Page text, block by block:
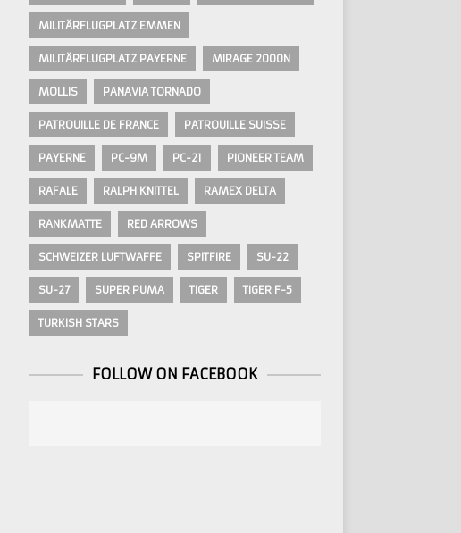
MILITÄRFLUGPLATZ EMMEN
MILITÄRFLUGPLATZ PAYERNE MIRAGE 2000N
MOLLIS PANAVIA TORNADO
PATROUILLE DE FRANCE PATROUILLE SUISSE
PAYERNE PC-9M PC-21 PIONEER TEAM
RAFALE RALPH KNITTEL RAMEX DELTA
RANKMATTE RED ARROWS
SCHWEIZER LUFTWAFFE SPITFIRE SU-22
SU-27 SUPER PUMA TIGER TIGER F-5
TURKISH STARS
FOLLOW ON FACEBOOK